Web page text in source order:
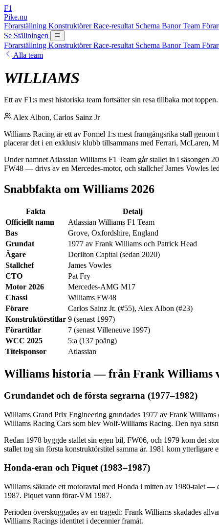
F1
Pike.nu
Förarställning KonstruktörerRace-resultat Schema BanorTeam
Se Ställningen
Förarställning KonstruktörerRace-resultat Schema BanorTeam
Alla team
WILLIAMS
Ett av F1:s mest historiska team fortsätter sin resa tillbaka mot
Alex Albon, Carlos Sainz Jr
Williams Racing är ett av Formel 1:s mest framgångsrika stall
placerar det i en exklusiv klubb tillsammans med Ferrari, McLaren,
Under namnet Atlassian Williams F1 Team går stallet in i säsongen
FW48 — drivs av en Mercedes-motor, och stallchef James Vowles
Snabbfakta om Williams 2026
Fakta
Detalj
Officiellt namn
Atlassian Williams F1 Team
Bas
Grove, Oxfordshire, England
Grundat
1977 av Frank Williams och Patrick Head
Ägare
Dorilton Capital (sedan 2020)
Stallchef
James Vowles
CTO
Pat Fry
Motor 2026
Mercedes-AMG M17
Chassi
Williams FW48
Förare
Carlos Sainz Jr. (#55), Alex Albon (#23)
Konstruktörstitlar 9 (senast 1997)
Förartitlar
7 (senast Villeneuve 1997)
WCC 2025
5:a (137 poäng)
Titelsponsor
Atlassian
Williams historia — från Frank Williams
Grundandet och de första segrarna (1977–1982)
Williams Grand Prix Engineering grundades 1977 av Frank
Williams Racing Cars som blev Wolf-Williams Racing. Den nya
Redan 1978 byggde stallet sin egen bil, FW06, och 1979 kom det
stallet tog sin första konstruktörstitel samma år. 1981 kom
Honda-eran och Piquet (1983–1987)
Williams säkrade ett motoravtal med Honda i mitten av 1980-talet
1987. Piquet vann förar-VM 1987.
Perioden överskuggades av en tragedi: Frank Williams skadades
Williams Racings identitet i decennier framåt.